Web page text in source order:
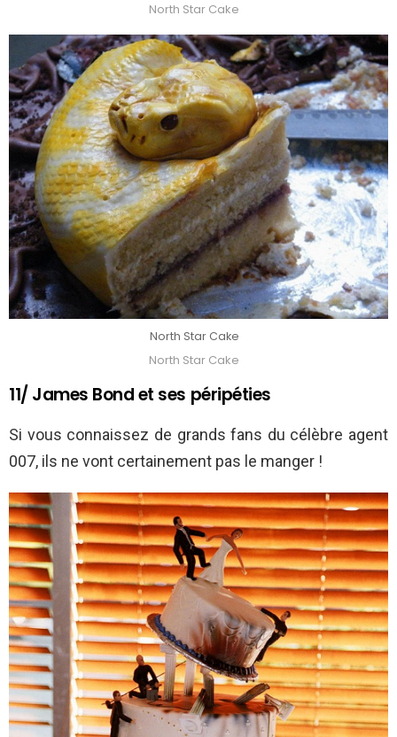
North Star Cake
North Star Cake
North Star Cake
11/ James Bond et ses péripéties
Si vous connaissez de grands fans du célèbre agent
007, ils ne vont certainement pas le manger !